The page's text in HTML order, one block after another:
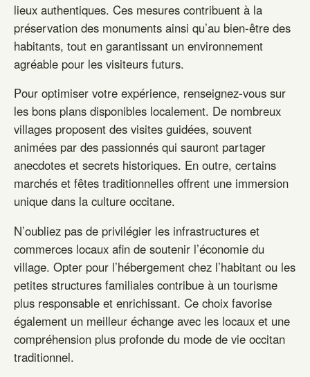
lieux authentiques. Ces mesures contribuent à la
préservation des monuments ainsi qu’au bien-être des
habitants, tout en garantissant un environnement
agréable pour les visiteurs futurs.
Pour optimiser votre expérience, renseignez-vous sur
les bons plans disponibles localement. De nombreux
villages proposent des visites guidées, souvent
animées par des passionnés qui sauront partager
anecdotes et secrets historiques. En outre, certains
marchés et fêtes traditionnelles offrent une immersion
unique dans la culture occitane.
N’oubliez pas de privilégier les infrastructures et
commerces locaux afin de soutenir l’économie du
village. Opter pour l’hébergement chez l’habitant ou les
petites structures familiales contribue à un tourisme
plus responsable et enrichissant. Ce choix favorise
également un meilleur échange avec les locaux et une
compréhension plus profonde du mode de vie occitan
traditionnel.